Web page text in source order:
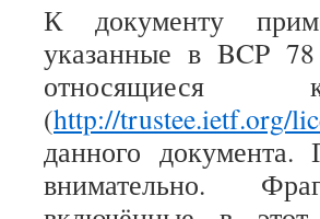
К документу
указанные в BCP
(http://trustee.ietf.org/
данного документа.
внимательно.